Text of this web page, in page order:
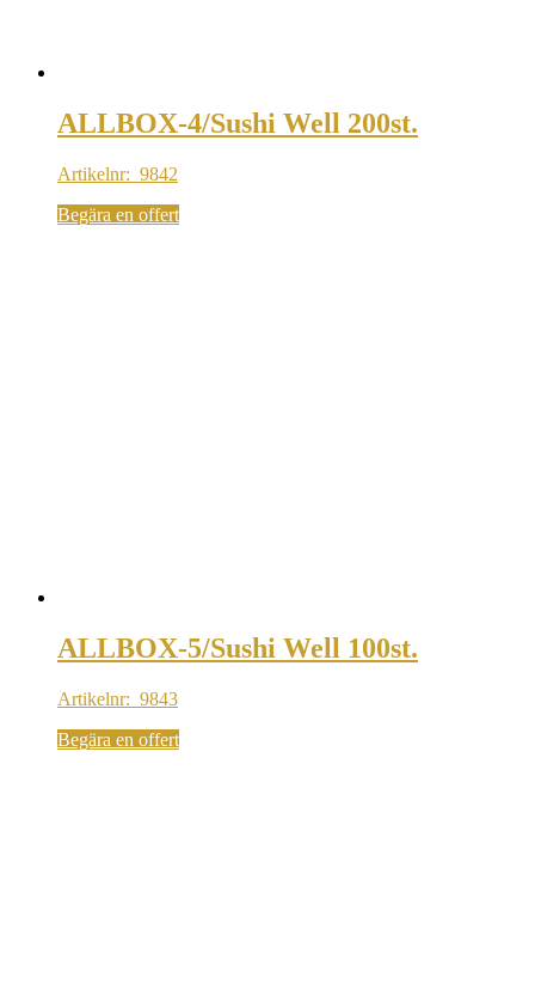
ALLBOX-4/Sushi Well 200st.
Artikelnr: 9842
Begära en offert
ALLBOX-5/Sushi Well 100st.
Artikelnr: 9843
Begära en offert